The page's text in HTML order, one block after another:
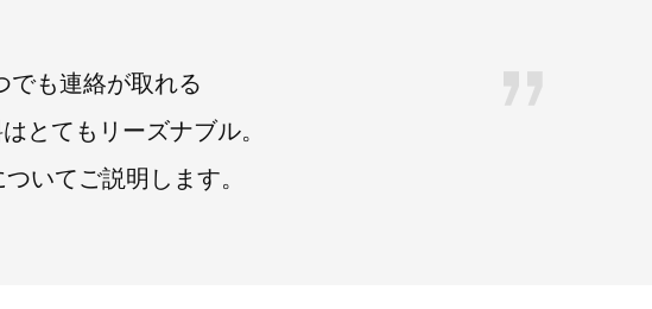
でも連絡が取れる
とてもリーズナブル。
いてご説明します。